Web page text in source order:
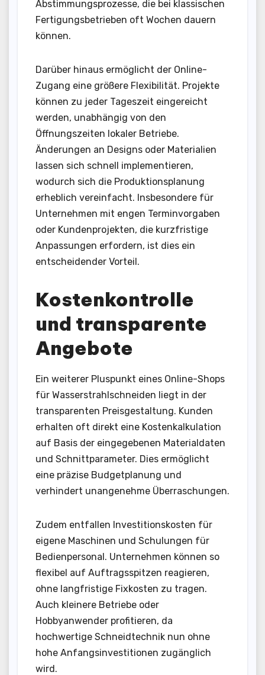
Abstimmungsprozesse, die bei klassischen
Fertigungsbetrieben oft Wochen dauern
können.
Darüber hinaus ermöglicht der Online-
Zugang eine größere Flexibilität. Projekte
können zu jeder Tageszeit eingereicht
werden, unabhängig von den
Öffnungszeiten lokaler Betriebe.
Änderungen an Designs oder Materialien
lassen sich schnell implementieren,
wodurch sich die Produktionsplanung
erheblich vereinfacht. Insbesondere für
Unternehmen mit engen Terminvorgaben
oder Kundenprojekten, die kurzfristige
Anpassungen erfordern, ist dies ein
entscheidender Vorteil.
Kostenkontrolle
und transparente
Angebote
Ein weiterer Pluspunkt eines Online-Shops
für Wasserstrahlschneiden liegt in der
transparenten Preisgestaltung. Kunden
erhalten oft direkt eine Kostenkalkulation
auf Basis der eingegebenen Materialdaten
und Schnittparameter. Dies ermöglicht
eine präzise Budgetplanung und
verhindert unangenehme Überraschungen.
Zudem entfallen Investitionskosten für
eigene Maschinen und Schulungen für
Bedienpersonal. Unternehmen können so
flexibel auf Auftragsspitzen reagieren,
ohne langfristige Fixkosten zu tragen.
Auch kleinere Betriebe oder
Hobbyanwender profitieren, da
hochwertige Schneidtechnik nun ohne
hohe Anfangsinvestitionen zugänglich
wird.